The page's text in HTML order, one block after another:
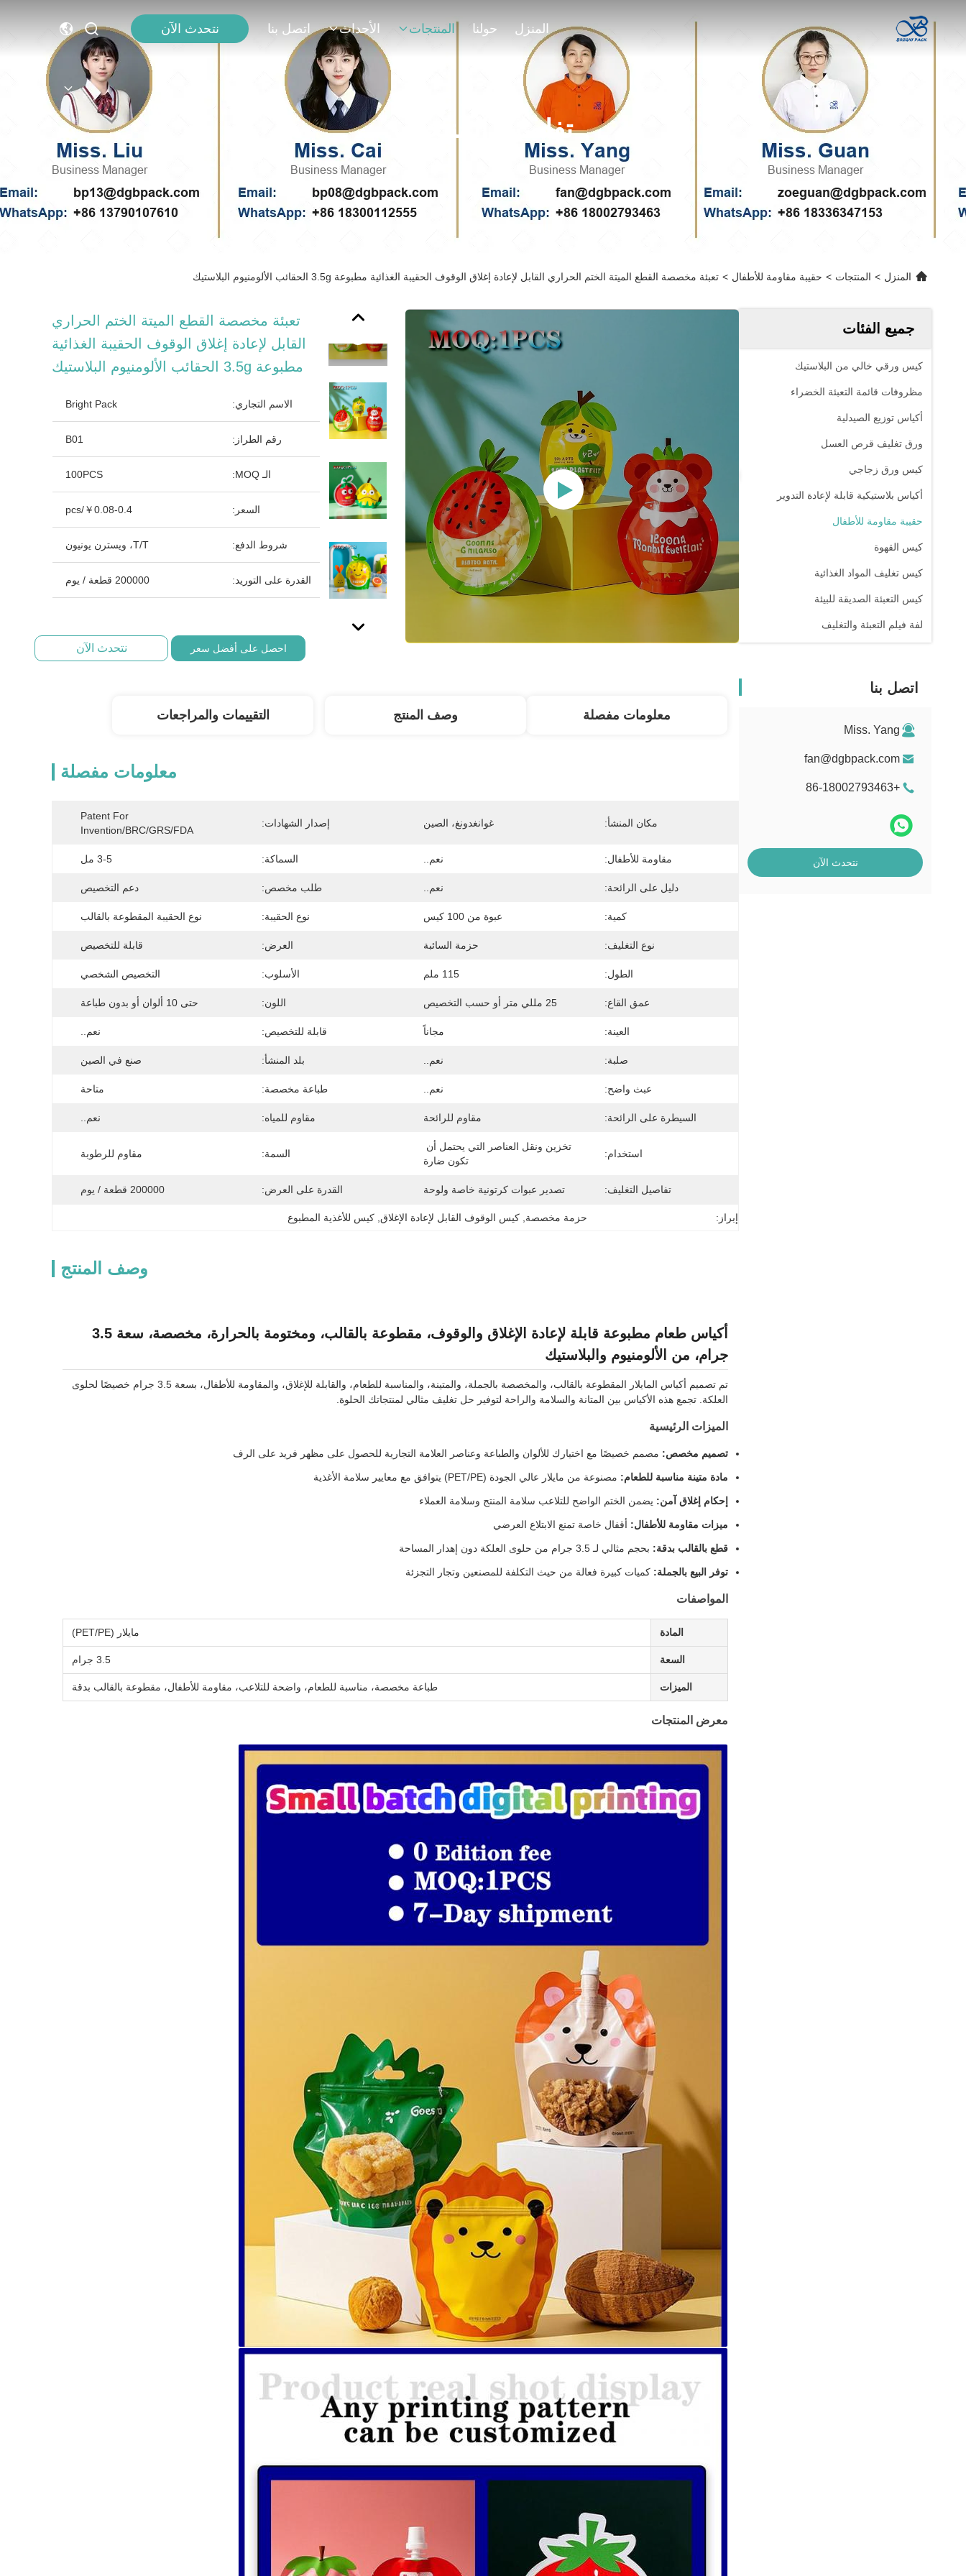
المنزل حولنا المنتجات الأحداث اتصل بنا نتحدث الآن
تفاصيل المنتجات
المنزل > المنتجات > حقيبة مقاومة للأطفال > تعبئة مخصصة القطع الميتة الختم الحراري القابل لإعادة إغلاق الوقوف الحقيبة الغذائية مطبوعة 3.5g الحقائب الألومنيوم البلاستيك
جميع الفئات
كيس ورقي خالي من البلاستيك
مظروفات قائمة التعبئة الخضراء
أكياس توزيع الصيدلية
ورق تغليف قرص العسل
كيس ورق زجاجي
أكياس بلاستيكية قابلة لإعادة التدوير
حقيبة مقاومة للأطفال
كيس القهوة
كيس تغليف المواد الغذائية
كيس التعبئة الصديقة للبيئة
لفة فيلم التعبئة والتغليف
اتصل بنا
Miss. Yang
fan@dgbpack.com
+86-18002793463
نتحدث الآن
تعبئة مخصصة القطع الميتة الختم الحراري
القابل لإعادة إغلاق الوقوف الحقيبة الغذائية
مطبوعة 3.5g الحقائب الألومنيوم البلاستيك
الاسم التجاري: Bright Pack
رقم الطراز: B01
الـ MOQ: 100PCS
السعر: ￥0.08-0.4/pcs
شروط الدفع: T/T، ويسترن يونيون
القدرة على التوريد: 200000 قطعة / يوم
احصل على أفضل سعر نتحدث الآن
معلومات مفصلة وصف المنتج التقييمات والمراجعات
معلومات مفصلة
مكان المنشأ: غوانغدونغ، الصين إصدار الشهادات:
Patent For
Invention/BRC/GRS/FDA
مقاومة للأطفال: نعم.. السماكة: 3-5 مل
دليل على الرائحة: نعم.. طلب مخصص: دعم التخصيص
كمية: عبوة من 100 كيس نوع الحقيبة: نوع الحقيبة المقطوعة بالقالب
نوع التغليف: حزمة السائبة العرض: قابلة للتخصيص
الطول: 115 ملم الأسلوب: التخصيص الشخصي
عمق القاع: 25 مللي متر أو حسب التخصيص اللون: حتى 10 ألوان أو بدون طباعة
العينة: مجاناً قابلة للتخصيص: نعم..
صلبة: نعم.. بلد المنشأ: صنع في الصين
عبث واضح: نعم.. طباعة مخصصة: متاحة
السيطرة على الرائحة: مقاوم للرائحة مقاوم للمياه: نعم..
استخدام:
تكون ضارة
السمة: مقاوم للرطوبة
تفاصيل التغليف: تصدير عبوات كرتونية خاصة ولوحة القدرة على العرض: 200000 قطعة / يوم
إبراز: حزمة مخصصة , كيس الوقوف القابل لإعادة الإغلاق , كيس للأغذية المطبوع
وصف المنتج
أكياس طعام مطبوعة قابلة لإعادة الإغلاق والوقوف، مقطوعة بالقالب، ومختومة بالحرارة، مخصصة، سعة 3.5
جرام، من الألومنيوم والبلاستيك
تم تصميم أكياس المايلار المقطوعة بالقالب، والمخصصة بالجملة، والمتينة، والمناسبة للطعام، والقابلة للإغلاق، والمقاومة للأطفال، بسعة 3.5 جرام خصيصًا لحلوى
العلكة. تجمع هذه الأكياس بين المتانة والسلامة والراحة لتوفير حل تغليف مثالي لمنتجاتك الحلوة.
الميزات الرئيسية
تصميم مخصص: مصمم خصيصًا مع اختيارك للألوان والطباعة وعناصر العلامة التجارية للحصول على مظهر فريد على الرف
مادة متينة مناسبة للطعام: مصنوعة من مايلار عالي الجودة (PET/PE) يتوافق مع معايير سلامة الأغذية
إحكام إغلاق آمن: يضمن الختم الواضح للتلاعب سلامة المنتج وسلامة العملاء
ميزات مقاومة للأطفال: أقفال خاصة تمنع الابتلاع العرضي
قطع بالقالب بدقة: بحجم مثالي لـ 3.5 جرام من حلوى العلكة دون إهدار المساحة
توفر البيع بالجملة: كميات كبيرة فعالة من حيث التكلفة للمصنعين وتجار التجزئة
المواصفات
المادة مايلار (PET/PE)
السعة 3.5 جرام
الميزات طباعة مخصصة، مناسبة للطعام، واضحة للتلاعب، مقاومة للأطفال، مقطوعة بالقالب بدقة
معرض المنتجات